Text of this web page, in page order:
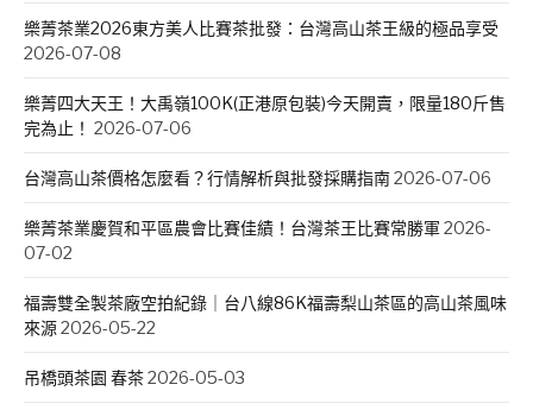
樂菁茶業2026東方美人比賽茶批發：台灣高山茶王級的極品享受
2026-07-08
樂菁四大天王！大禹嶺100K(正港原包裝)今天開賣，限量180斤售
完為止！ 2026-07-06
台灣高山茶價格怎麼看？行情解析與批發採購指南2026-07-06
樂菁茶業慶賀和平區農會比賽佳績！台灣茶王比賽常勝軍 2026-
07-02
福壽雙全製茶廠空拍紀錄｜台八線86K福壽梨山茶區的高山茶風味
來源2026-05-22
吊橋頭茶園 春茶2026-05-03